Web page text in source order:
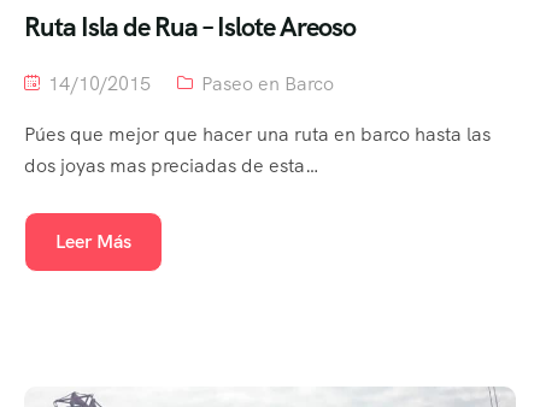
Ruta Isla de Rua – Islote Areoso
14/10/2015
Paseo en Barco
Púes que mejor que hacer una ruta en barco hasta las
dos joyas mas preciadas de esta…
Leer Más